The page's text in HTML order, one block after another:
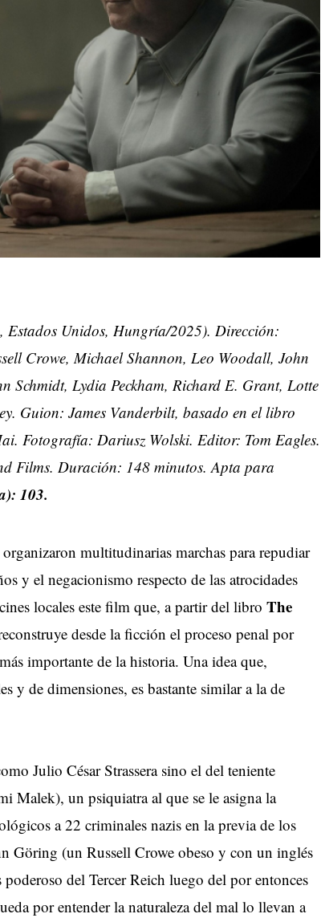
, Estados Unidos, Hungría/2025). Dirección:
Crowe, Michael Shannon, Leo Woodall, John
Schmidt, Lydia Peckham, Richard E. Grant, Lotte
Guion: James Vanderbilt, basado en el libro
Fotografía: Dariusz Wolski. Editor: Tom Eagles.
Films. Duración: 148 minutos. Apta para
103.
multitudinarias marchas para repudiar
y el negacionismo respecto de las atrocidades
locales este film que, a partir del libro The
desde la ficción el proceso penal por
importante de la historia. Una idea que,
y de dimensiones, es bastante similar a la de
Julio César Strassera sino el del teniente
Malek), un psiquiatra al que se le asigna la
a 22 criminales nazis en la previa de los
Göring (un Russell Crowe obeso y con un inglés
del Tercer Reich luego del por entonces
por entender la naturaleza del mal lo llevan a